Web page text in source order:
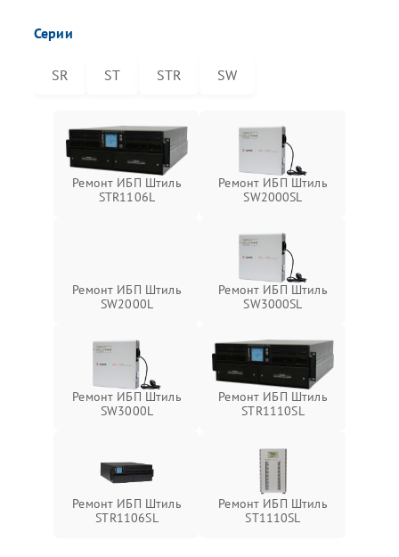
Серии
SR ST STR SW
Ремонт ИБП Штиль
STR1106L
Ремонт ИБП Штиль
SW2000SL
Ремонт ИБП Штиль
SW2000L
Ремонт ИБП Штиль
SW3000SL
Ремонт ИБП Штиль
SW3000L
Ремонт ИБП Штиль
STR1110SL
Ремонт ИБП Штиль
STR1106SL
Ремонт ИБП Штиль
ST1110SL